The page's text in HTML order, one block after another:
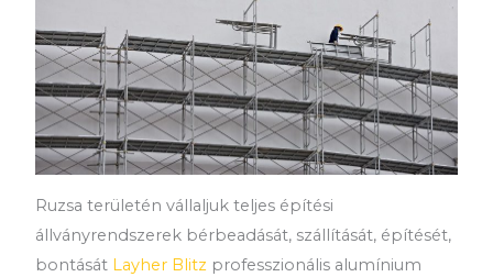
Ruzsa területén vállaljuk teljes építési
állványrendszerek bérbeadását, szállítását, építését,
bontását Layher Blitz professzionális alumínium